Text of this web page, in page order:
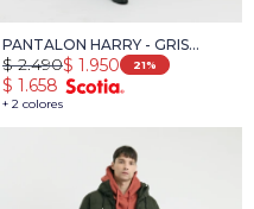
PANTALON HARRY - GRIS
OSCURO
+ 2 colores
$ 1.950
$ 2.490 21
$ 1.658